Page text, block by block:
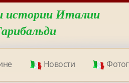
истории Италии
Новости